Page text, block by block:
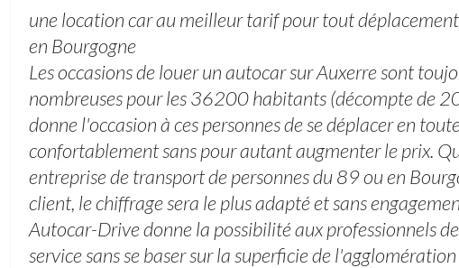
une location car au meilleur tarif pour tout
en Bourgogne
Les occasions de louer un autocar sur Auxerre sont
nombreuses pour les 36200 habitants (décompte de
donne l'occasion à ces personnes de se déplacer en
confortablement sans pour autant augmenter le prix.
entreprise de transport de personnes du 89 ou en
client, le chiffrage sera le plus adapté et sans
Autocar-Drive donne la possibilité aux professionnels
service sans se baser sur la superficie de